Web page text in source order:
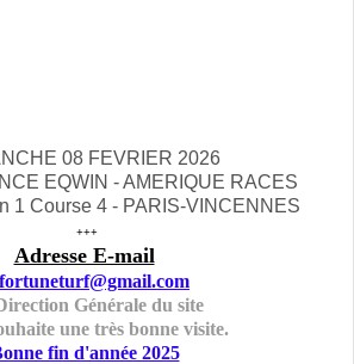
08 FEVRIER 2026
EQWIN - AMERIQUE RACES
1 Course 4 - PARIS-VINCENNES
+++
Adresse E-mail
Générale du site
une très bonne visite.
fin d'année 2025